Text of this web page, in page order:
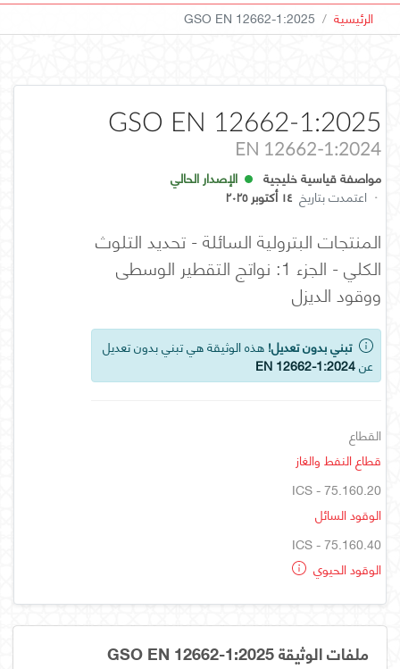
الرئيسية GSO EN 12662-1:2025
GSO EN 12662-1:2025
EN 12662-1:2024
مواصفة قياسية خليجية
الإصدار الحالي
· اعتمدت بتاريخ ١٤ أكتوبر ٢٠٢٥
المنتجات البترولية السائلة - تحديد التلوث
الكلي - الجزء 1: نواتج التقطير الوسطى
ووقود الديزل
تبني بدون تعديل! هذه الوثيقة هي تبني بدون تعديل
عنEN 12662-1:2024
القطاع
قطاع النفط والغاز
ICS - 75.160.20
الوقود السائل
ICS - 75.160.40
الوقود الحيوي
ملفات الوثيقة GSO EN 12662-1:2025